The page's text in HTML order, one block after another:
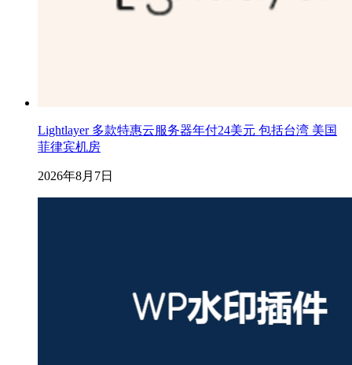
Lightlayer 多款特惠云服务器年付24美元 包括台湾 美国
菲律宾机房
2026年8月7日